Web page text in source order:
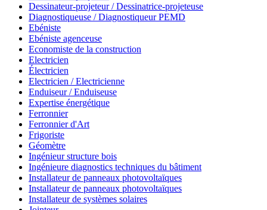
Dessinateur-projeteur / Dessinatrice-projeteuse
Diagnostiqueuse / Diagnostiqueur PEMD
Ebéniste
Ebéniste agenceuse
Economiste de la construction
Electricien
Électricien
Electricien / Electricienne
Enduiseur / Enduiseuse
Expertise énergétique
Ferronnier
Ferronnier d'Art
Frigoriste
Géomètre
Ingénieur structure bois
Ingénieure diagnostics techniques du bâtiment
Installateur de panneaux photovoltaïques
Installateur de panneaux photovoltaïques
Installateur de systèmes solaires